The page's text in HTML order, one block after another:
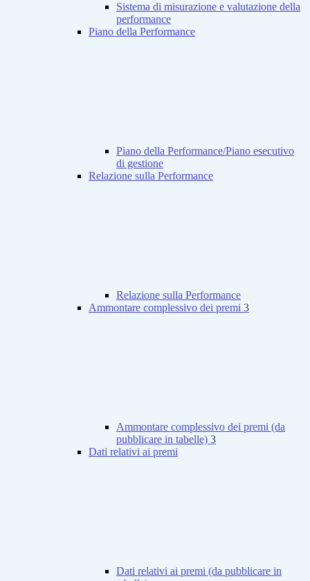
Sistema di misurazione e valutazione della
performance
Piano della Performance
Piano della Performance/Piano esecutivo
di gestione
Relazione sulla Performance
Relazione sulla Performance
Ammontare complessivo dei premi 3
Ammontare complessivo dei premi (da
pubblicare in tabelle) 3
Dati relativi ai premi
Dati relativi ai premi (da pubblicare in